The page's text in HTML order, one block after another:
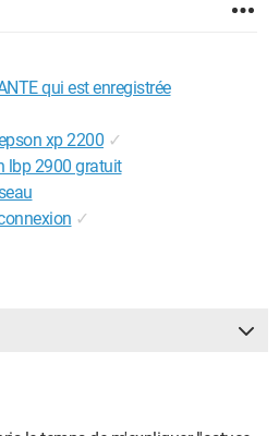
qui est enregistrée
xp 2200 ✓
lbp 2900 gratuit
✓